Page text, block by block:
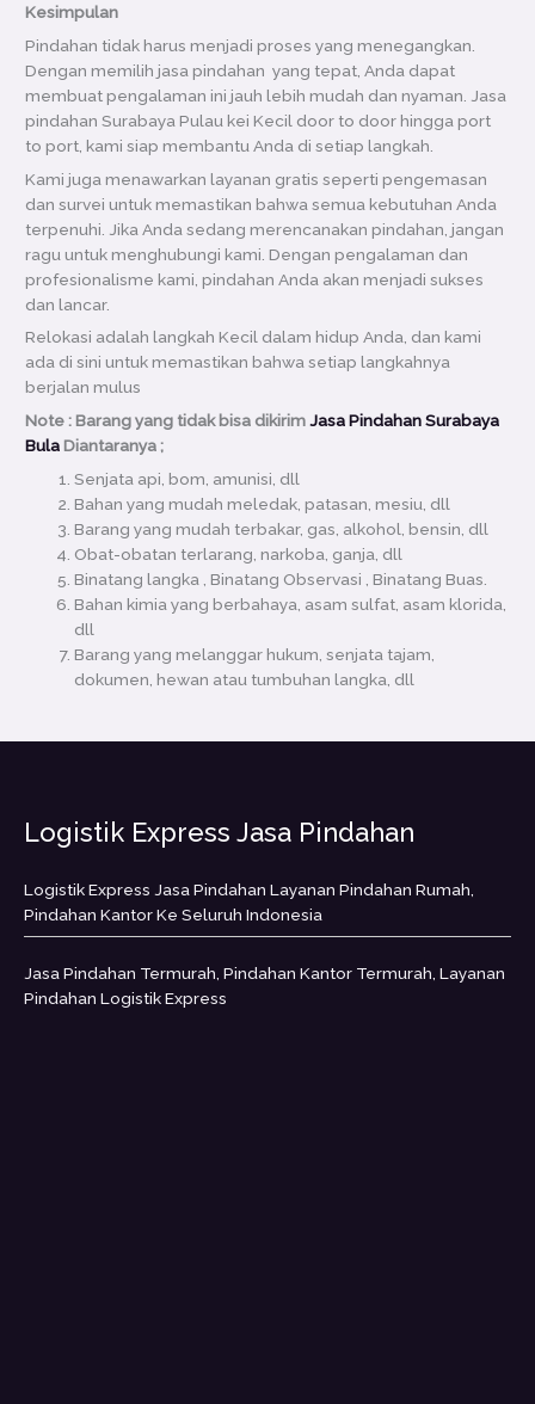
Kesimpulan
Pindahan tidak harus menjadi proses yang menegangkan.
Dengan memilih jasa pindahan yang tepat, Anda dapat
membuat pengalaman ini jauh lebih mudah dan nyaman. Jasa
pindahan Surabaya Pulau kei Kecil door to door hingga port
to port, kami siap membantu Anda di setiap langkah.
Kami juga menawarkan layanan gratis seperti pengemasan
dan survei untuk memastikan bahwa semua kebutuhan Anda
terpenuhi. Jika Anda sedang merencanakan pindahan, jangan
ragu untuk menghubungi kami. Dengan pengalaman dan
profesionalisme kami, pindahan Anda akan menjadi sukses
dan lancar.
Relokasi adalah langkah Kecil dalam hidup Anda, dan kami
ada di sini untuk memastikan bahwa setiap langkahnya
berjalan mulus
Note : Barang yang tidak bisa dikirimJasa Pindahan Surabaya
BulaDiantaranya ;
Senjata api, bom, amunisi, dll
Bahan yang mudah meledak, patasan, mesiu, dll
Barang yang mudah terbakar, gas, alkohol, bensin, dll
Obat-obatan terlarang, narkoba, ganja, dll
Binatang langka , Binatang Observasi , Binatang Buas.
Bahan kimia yang berbahaya, asam sulfat, asam klorida,
dll
Barang yang melanggar hukum, senjata tajam,
dokumen, hewan atau tumbuhan langka, dll
Logistik Express Jasa Pindahan
Logistik Express Jasa Pindahan Layanan Pindahan Rumah,
Pindahan Kantor Ke Seluruh Indonesia
Jasa Pindahan Termurah, Pindahan Kantor Termurah, Layanan
Pindahan Logistik Express